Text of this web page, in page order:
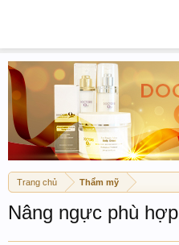
Trang chủ Thẩm mỹ
Nâng ngực phù